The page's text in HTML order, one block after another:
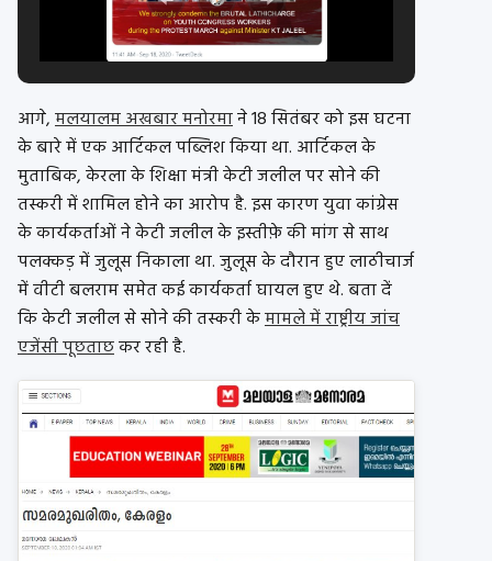
आगे,मलयालम अखबार मनोरमाने 18 सितंबर को इस घटना
के बारे में एक आर्टिकल पब्लिश किया था. आर्टिकल के
मुताबिक, केरला के शिक्षा मंत्री केटी जलील पर सोने की
तस्करी में शामिल होने का आरोप है. इस कारण युवा कांग्रेस
के कार्यकर्ताओं ने केटी जलील के इस्तीफ़े की मांग से साथ
पलक्कड़ में जुलूस निकाला था. जुलूस के दौरान हुए लाठीचार्ज
में वीटी बलराम समेत कई कार्यकर्ता घायल हुए थे. बता दें
कि केटी जलील से सोने की तस्करी केमामले में राष्ट्रीय जांच
एजेंसी पूछताछकर रही है.